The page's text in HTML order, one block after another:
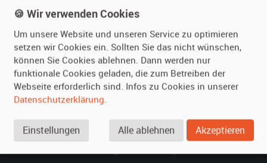
Fotos senden
Fragen für Vermieter
Inserat verwalten
Kontakt
SPECIAL
Berühmte Filmautos –
🍪 Wir verwenden Cookies
Um unsere Website und unseren Service zu optimieren
setzen wir Cookies ein. Sollten Sie das nicht wünschen,
können Sie Cookies ablehnen. Dann werden nur
funktionale Cookies geladen, die zum Betreiben der
Webseite erforderlich sind. Infos zu Cookies in unserer
Datenschutzerklärung.
Einstellungen Alle ablehnen Akzeptieren